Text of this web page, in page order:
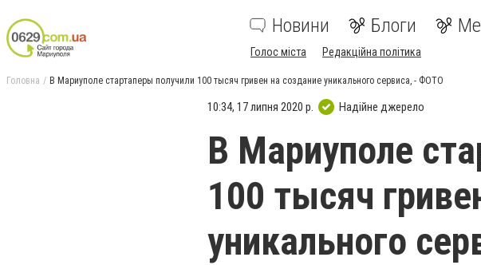
Новини Блоги
Голос міста Редакційна політика
Головна В Мариуполе стартаперы получили 100 тысяч гривен на создание уникального сервиса, - ФОТО
10:34, 17 липня 2020 р. Надійне джерело
В Мариуполе
100 тысяч
уникального